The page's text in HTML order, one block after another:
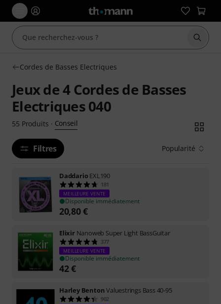
Cordes de Basses Electriques
Jeux de 4 Cordes de Basses
Electriques 040
55 Produits · Conseil
Filtres Popularité
DaddarioEXL190
181
MEILLEURE VENTE
Disponible immédiatement
20,80€
Elixir Nanoweb Super Light BassGuitar
377
MEILLEURE VENTE
Disponible immédiatement
42€
Harley BentonValuestrings Bass 40-95
902